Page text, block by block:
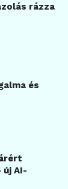
rázza
és
AI-